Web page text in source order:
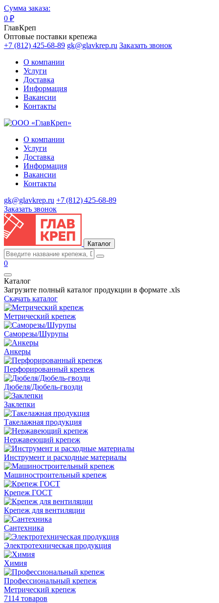
Сумма заказа:
0 ₽
ГлавКреп
Оптовые поставки крепежа
+7 (812) 425-68-89 gk@glavkrep.ru Заказать звонок
О компании
Услуги
Доставка
Информация
Вакансии
Контакты
О компании
Услуги
Доставка
Информация
Вакансии
Контакты
gk@glavkrep.ru +7 (812) 425-68-89
Заказать звонок
Каталог
0
Каталог
Загрузите полный каталог продукции в формате .xls
Скачать каталог
Метрический крепеж
Саморезы/Шурупы
Анкеры
Перфорированный крепеж
Дюбеля/Дюбель-гвозди
Заклепки
Такелажная продукция
Нержавеющий крепеж
Инструмент и расходные материалы
Машиностроительный крепеж
Крепеж ГОСТ
Крепеж для вентиляции
Сантехника
Электротехническая продукция
Химия
Профессиональный крепеж
Метрический крепеж
7114 товаров